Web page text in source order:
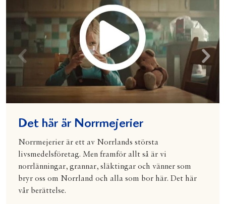
Det här är Norrmejerier
Norrmejerier är ett av Norrlands största
livsmedelsföretag. Men framför allt så är vi
norrlänningar, grannar, släktingar och vänner som
bryr oss om Norrland och alla som bor här. Det här
vår berättelse.